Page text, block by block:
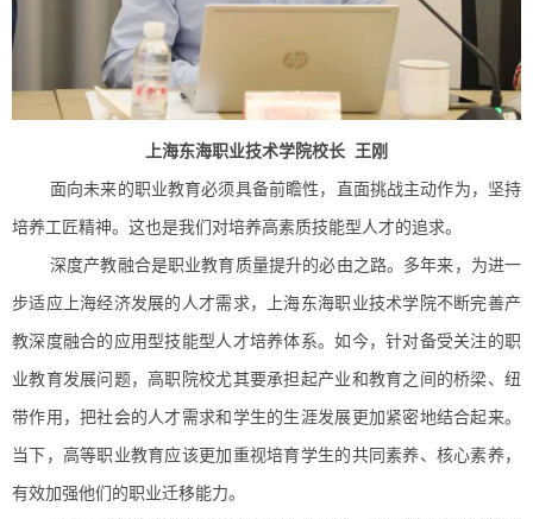
上海东海职业技术学院校长 王刚
面向未来的职业教育必须具备前瞻性，直面挑战主动作为，坚持
培养工匠精神。这也是我们对培养高素质技能型人才的追求。
深度产教融合是职业教育质量提升的必由之路。多年来，为进一
步适应上海经济发展的人才需求，上海东海职业技术学院不断完善产
教深度融合的应用型技能型人才培养体系。如今，针对备受关注的职
业教育发展问题，高职院校尤其要承担起产业和教育之间的桥梁、纽
带作用，把社会的人才需求和学生的生涯发展更加紧密地结合起来。
当下，高等职业教育应该更加重视培育学生的共同素养、核心素养，
有效加强他们的职业迁移能力。